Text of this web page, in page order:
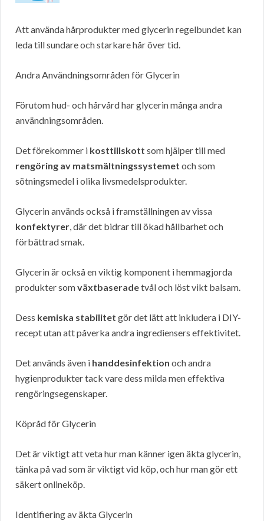
Att använda hårprodukter med glycerin regelbundet kan
leda till sundare och starkare hår över tid.
Andra Användningsområden för Glycerin
Förutom hud- och hårvård har glycerin många andra
användningsområden.
Det förekommer i kosttillskott som hjälper till med
rengöring av matsmältningssystemet och som
sötningsmedel i olika livsmedelsprodukter.
Glycerin används också i framställningen av vissa
konfektyrer, där det bidrar till ökad hållbarhet och
förbättrad smak.
Glycerin är också en viktig komponent i hemmagjorda
produkter somväxtbaseradetvål och löst vikt balsam.
Dess kemiska stabilitet gör det lätt att inkludera i DIY-
recept utan att påverka andra ingrediensers effektivitet.
Det används även i handdesinfektion och andra
hygienprodukter tack vare dess milda men effektiva
rengöringsegenskaper.
Köpråd för Glycerin
Det är viktigt att veta hur man känner igen äkta glycerin,
tänka på vad som är viktigt vid köp, och hur man gör ett
säkert onlineköp.
Identifiering av äkta Glycerin